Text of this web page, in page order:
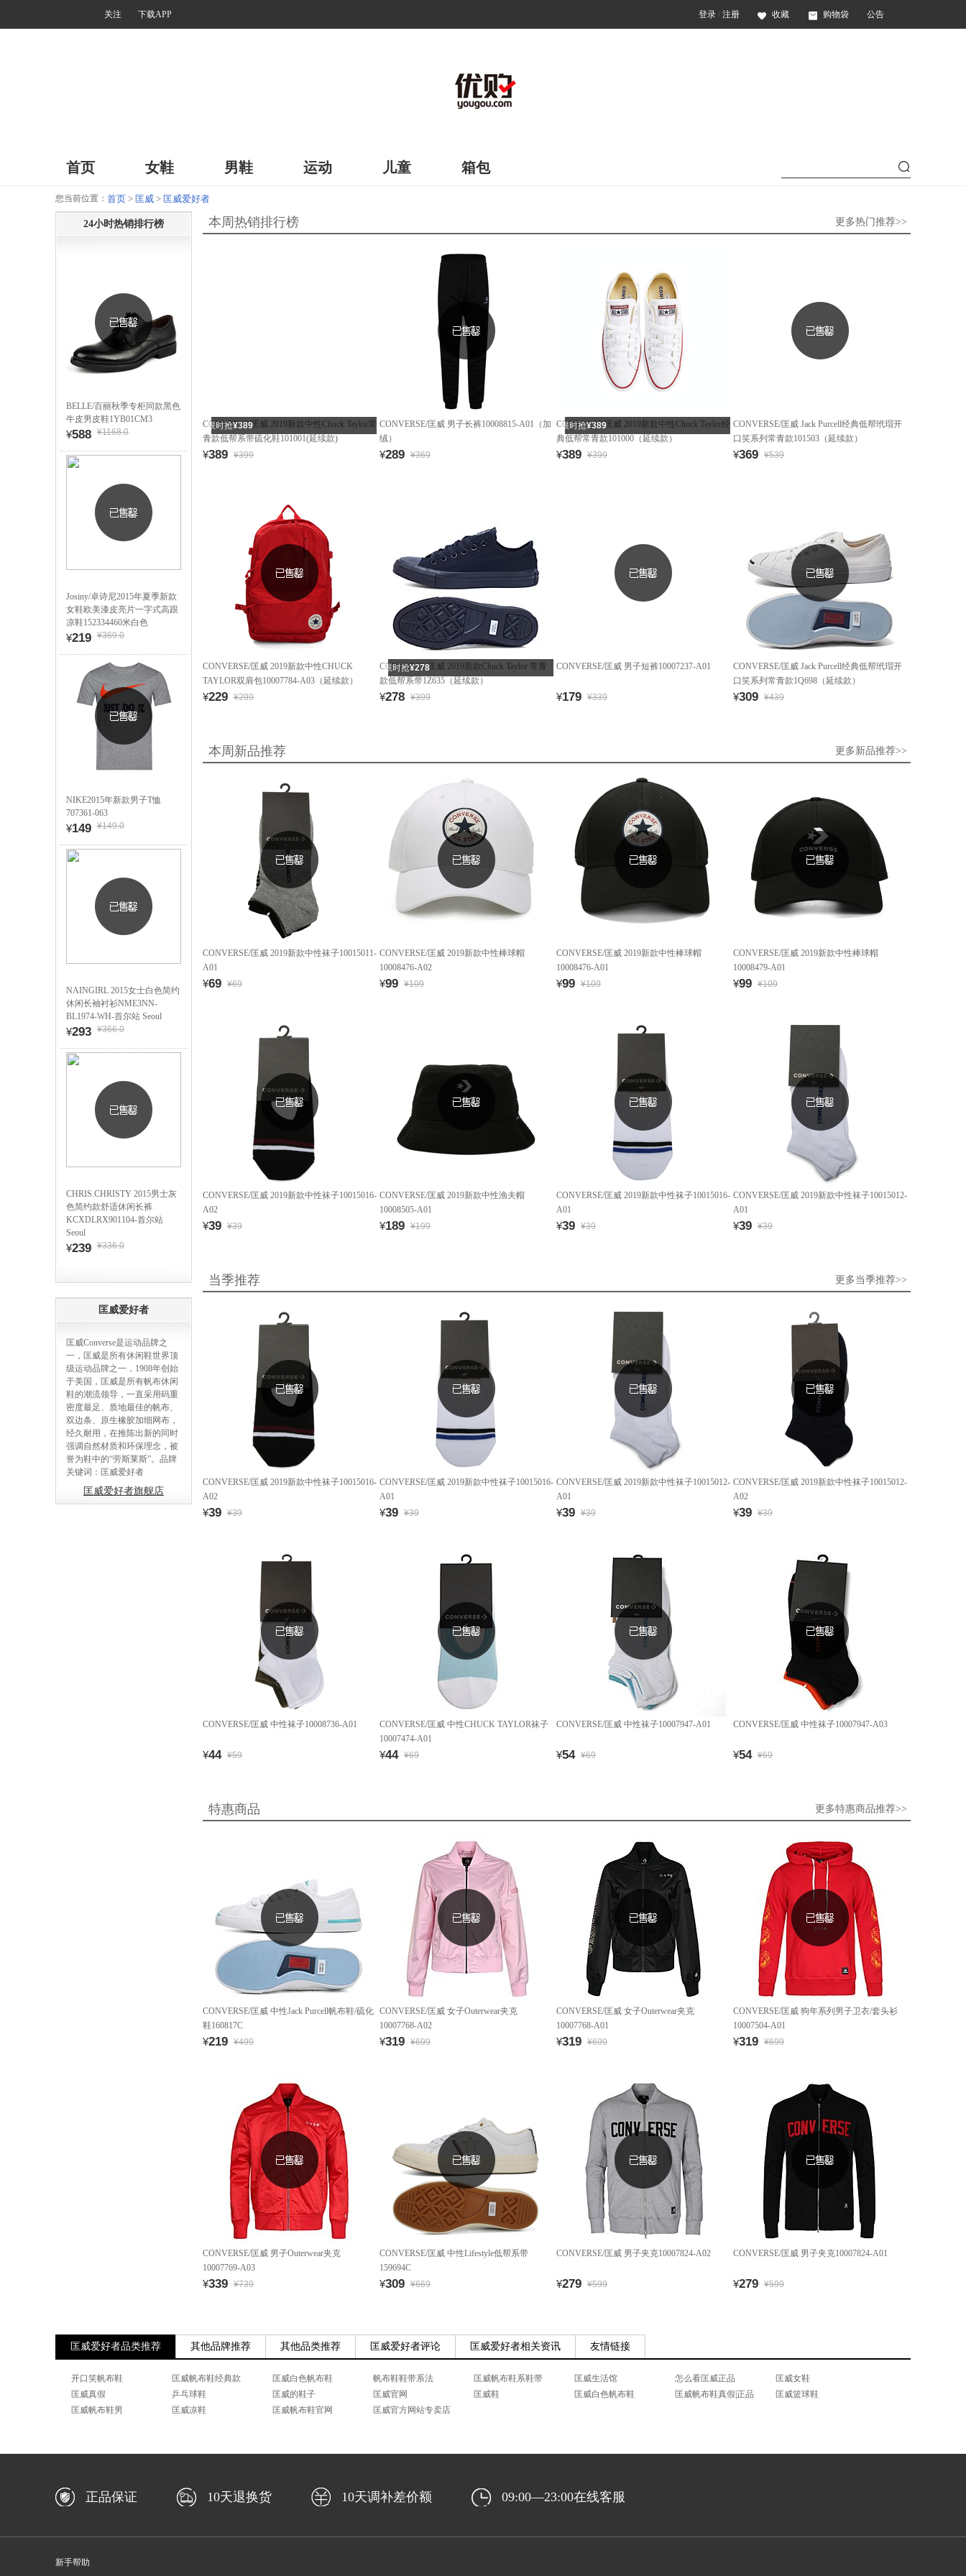
关注 下载APP 登录 / 注册 收藏 购物袋 公告
首页 女鞋 男鞋 运动 儿童 箱包
您当前位置： 首页 > 匡威 > 匡威爱好者
24小时热销排行榜
BELLE/百丽秋季专柜同款黑色
牛皮男皮鞋1YB01CM3
¥588 ¥1168.0
Josiny/卓诗尼2015年夏季新款
女鞋欧美漆皮亮片一字式高跟
凉鞋152334460米白色
¥219 ¥369.0
NIKE2015年新款男子T恤
707361-063
¥149 ¥149.0
NAINGIRL 2015女士白色简约
休闲长袖衬衫NME3NN-
BL1974-WH-首尔站 Seoul
¥293 ¥366.0
CHRIS.CHRISTY 2015男士灰
色简约款舒适休闲长裤
KCXDLRX901104-首尔站
Seoul
¥239 ¥336.0
匡威爱好者
匡威Converse是运动品牌之
一，匡威是所有休闲鞋世界顶
级运动品牌之一，1908年创始
于美国，匡威是所有帆布休闲
鞋的潮流领导，一直采用码重
密度最足、质地最佳的帆布、
双边条、原生橡胶加细网布，
经久耐用，在推陈出新的同时
强调自然材质和环保理念，被
誉为鞋中的“劳斯莱斯”。品牌
关键词：匡威爱好者
匡威爱好者旗舰店
本周热销排行榜 更多热门推荐>>
限时抢¥389
CONVERSE/匡威 2019新款中性Chuck Taylor常
青款低帮系带硫化鞋101001(延续款)
¥389 ¥399
CONVERSE/匡威 男子长裤10008815-A01（加
绒）
¥289 ¥369
限时抢¥389
CONVERSE/匡威 2019新款中性Chuck Taylor经
典低帮常青款101000（延续款）
¥389 ¥399
CONVERSE/匡威 Jack Purcell经典低帮玳瑁开
口笑系列常青款101503（延续款）
¥369 ¥539
CONVERSE/匡威 2019新款中性CHUCK
TAYLOR双肩包10007784-A03（延续款）
¥229 ¥299
限时抢¥278
CONVERSE/匡威 2019新款Chuck Taylor 常青
款低帮系带1Z635（延续款）
¥278 ¥399
CONVERSE/匡威 男子短裤10007237-A01
¥179 ¥339
CONVERSE/匡威 Jack Purcell经典低帮玳瑁开
口笑系列常青款1Q698（延续款）
¥309 ¥439
本周新品推荐 更多新品推荐>>
CONVERSE/匡威 2019新款中性袜子10015011-
A01
¥69 ¥69
CONVERSE/匡威 2019新款中性棒球帽
10008476-A02
¥99 ¥109
CONVERSE/匡威 2019新款中性棒球帽
10008476-A01
¥99 ¥109
CONVERSE/匡威 2019新款中性棒球帽
10008479-A01
¥99 ¥109
CONVERSE/匡威 2019新款中性袜子10015016-
A02
¥39 ¥39
CONVERSE/匡威 2019新款中性渔夫帽
10008505-A01
¥189 ¥199
CONVERSE/匡威 2019新款中性袜子10015016-
A01
¥39 ¥39
CONVERSE/匡威 2019新款中性袜子10015012-
A01
¥39 ¥39
当季推荐 更多当季推荐>>
CONVERSE/匡威 2019新款中性袜子10015016-
A02
¥39 ¥39
CONVERSE/匡威 2019新款中性袜子10015016-
A01
¥39 ¥39
CONVERSE/匡威 2019新款中性袜子10015012-
A01
¥39 ¥39
CONVERSE/匡威 2019新款中性袜子10015012-
A02
¥39 ¥39
CONVERSE/匡威 中性袜子10008736-A01
¥44 ¥59
CONVERSE/匡威 中性CHUCK TAYLOR袜子
10007474-A01
¥44 ¥69
CONVERSE/匡威 中性袜子10007947-A01
¥54 ¥69
CONVERSE/匡威 中性袜子10007947-A03
¥54 ¥69
特惠商品 更多特惠商品推荐>>
CONVERSE/匡威 中性Jack Purcell帆布鞋/硫化
鞋160817C
¥219 ¥499
CONVERSE/匡威 女子Outerwear夹克
10007768-A02
¥319 ¥699
CONVERSE/匡威 女子Outerwear夹克
10007768-A01
¥319 ¥699
CONVERSE/匡威 狗年系列男子卫衣/套头衫
10007504-A01
¥319 ¥699
CONVERSE/匡威 男子Outerwear夹克
10007769-A03
¥339 ¥739
CONVERSE/匡威 中性Lifestyle低帮系带
159694C
¥309 ¥669
CONVERSE/匡威 男子夹克10007824-A02
¥279 ¥599
CONVERSE/匡威 男子夹克10007824-A01
¥279 ¥599
匡威爱好者品类推荐 其他品牌推荐 其他品类推荐 匡威爱好者评论 匡威爱好者相关资讯 友情链接
开口笑帆布鞋 匡威帆布鞋经典款 匡威白色帆布鞋 帆布鞋鞋带系法 匡威帆布鞋系鞋带 匡威生活馆 怎么看匡威正品
匡威女鞋
匡威真假
乒乓球鞋 匡威的鞋子 匡威官网 匡威鞋 匡威白色帆布鞋 匡威帆布鞋真假|正品
匡威篮球鞋
匡威帆布鞋男
匡威凉鞋 匡威帆布鞋官网 匡威官方网站专卖店
正品保证 10天退换货 10天调补差价额 09:00—23:00在线客服
新手帮助